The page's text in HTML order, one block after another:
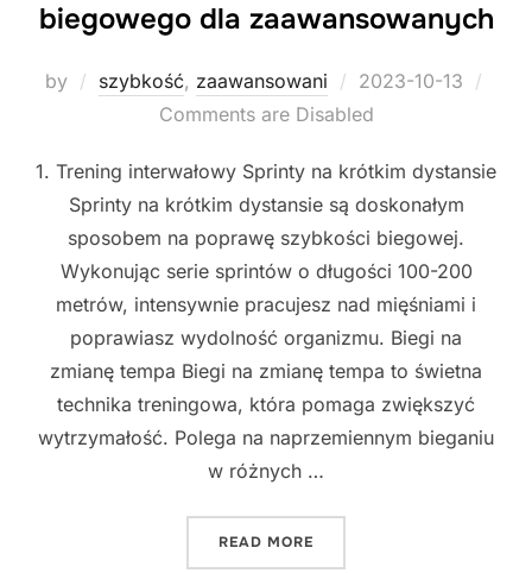
biegowego dla zaawansowanych
by szybkość, zaawansowani
Posted
on
2023-10-13
Comments are Disabled
1. Trening interwałowy Sprinty na krótkim dystansie
Sprinty na krótkim dystansie są doskonałym
sposobem na poprawę szybkości biegowej.
Wykonując serie sprintów o długości 100-200
metrów, intensywnie pracujesz nad mięśniami i
poprawiasz wydolność organizmu. Biegi na
zmianę tempa Biegi na zmianę tempa to świetna
technika treningowa, która pomaga zwiększyć
wytrzymałość. Polega na naprzemiennym bieganiu
w różnych …
READ MORE